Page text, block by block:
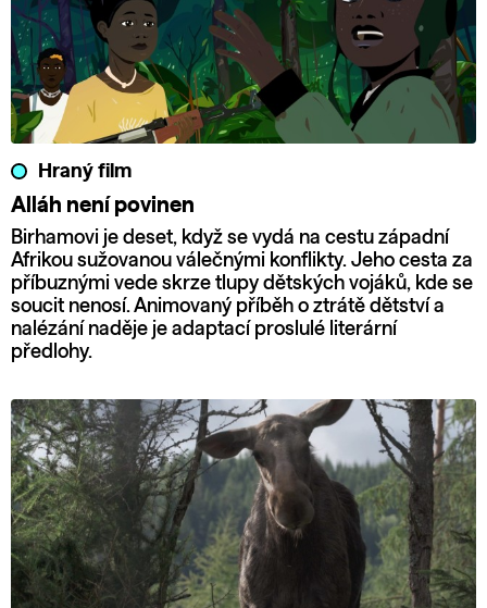
Hraný film
Alláh není povinen
Birhamovi je deset, když se vydá na cestu západní
Afrikou sužovanou válečnými konflikty. Jeho cesta za
příbuznými vede skrze tlupy dětských vojáků, kde se
soucit nenosí. Animovaný příběh o ztrátě dětství a
nalézání naděje je adaptací proslulé literární
předlohy.